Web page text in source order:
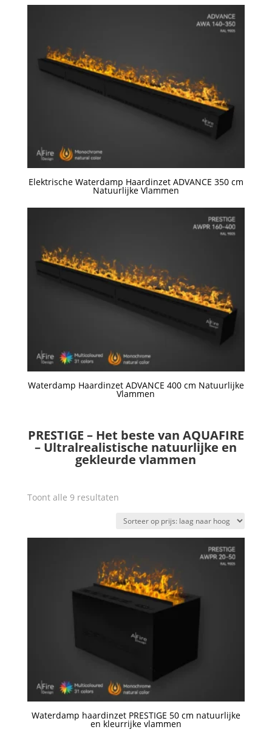
Elektrische Waterdamp Haardinzet ADVANCE 350 cm
Natuurlijke Vlammen
Waterdamp Haardinzet ADVANCE 400 cm Natuurlijke
Vlammen
PRESTIGE – Het beste van AQUAFIRE
– Ultralrealistische natuurlijke en
gekleurde vlammen
Toont alle 9 resultatenGesorteerd
prijs:
laag
hoog
Waterdamp haardinzet PRESTIGE 50 cm natuurlijke
en kleurrijke vlammen